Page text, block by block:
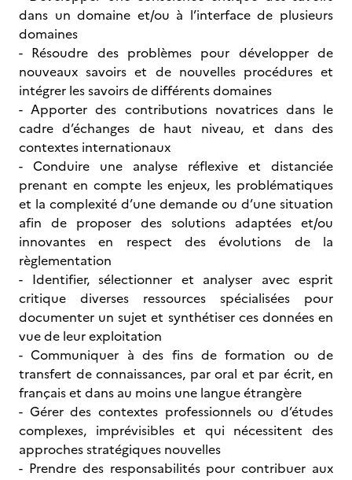
dans un domaine et/ou à l’interface de plusieurs
domaines
- Résoudre des problèmes pour développer de
nouveaux savoirs et de nouvelles procédures et
intégrer les savoirs de différents domaines
- Apporter des contributions novatrices dans le
cadre d’échanges de haut niveau, et dans des
contextes internationaux
- Conduire une analyse réflexive et distanciée
prenant en compte les enjeux, les problématiques
et la complexité d’une demande ou d’une situation
afin de proposer des solutions adaptées et/ou
innovantes en respect des évolutions de la
règlementation
- Identifier, sélectionner et analyser avec esprit
critique diverses ressources spécialisées pour
documenter un sujet et synthétiser ces données en
vue de leur exploitation
- Communiquer à des fins de formation ou de
transfert de connaissances, par oral et par écrit, en
français et dans au moins une langue étrangère
- Gérer des contextes professionnels ou d’études
complexes, imprévisibles et qui nécessitent des
approches stratégiques nouvelles
- Prendre des responsabilités pour contribuer aux